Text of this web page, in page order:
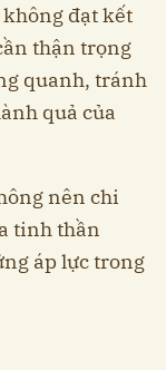
đạt kết
thận trọng
quanh, tránh
quả của
nên chi
tinh thần
áp lực trong